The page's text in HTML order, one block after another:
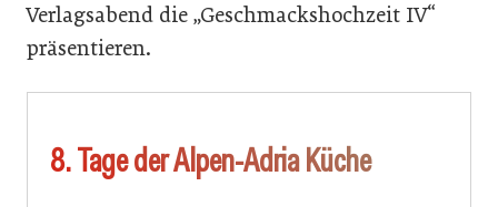
Verlagsabend die „Geschmackshochzeit IV“
präsentieren.
8. Tage der Alpen-Adria Küche